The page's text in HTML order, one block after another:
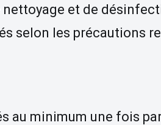
et de
selon les précautions
au minimum une fois